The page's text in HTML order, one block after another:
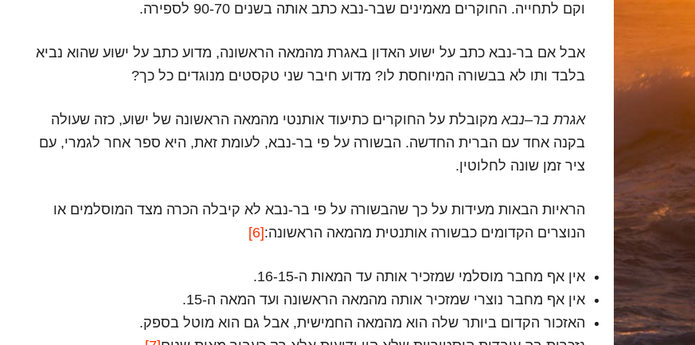
וקם לתחייה. החוקרים מאמינים שבר-נבא כתב אותה בשנים 90-70 לספירה.
אבל אם בר-נבא כתב על ישוע האדון באגרת מהמאה הראשונה, מדוע כתב על ישוע שהוא נביא
בלבד ותו לא בבשורה המיוחסת לו? מדוע חיבר שני טקסטים מנוגדים כל כך?
אגרת בר–נבאמקובלת על החוקרים כתיעוד אותנטי מהמאה הראשונה של ישוע, כזה שעולה
בקנה אחד עם הברית החדשה. הבשורה על פי בר-נבא, לעומת זאת, היא ספר אחר לגמרי, עם
ציר זמן שונה לחלוטין.
הראיות הבאות מעידות על כך שהבשורה על פי בר-נבא לא קיבלה הכרה מצד המוסלמים או
הנוצרים הקדומים כבשורה אותנטית מהמאה הראשונה:[6]
אין אף מחבר מוסלמי שמזכיר אותה עד המאות ה-16-15.
אין אף מחבר נוצרי שמזכיר אותה מהמאה הראשונה ועד המאה ה-15.
האזכור הקדום ביותר שלה הוא מהמאה החמישית, אבל גם הוא מוטל בספק.